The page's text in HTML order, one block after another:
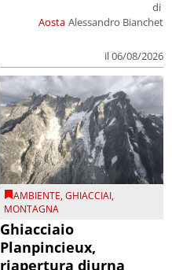
Aosta
di
Alessandro Bianchet
il 06/08/2026
AMBIENTE,GHIACCIAI,
MONTAGNA
Ghiacciaio
Planpincieux,
riapertura diurna